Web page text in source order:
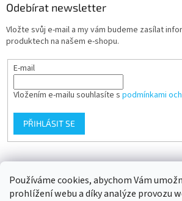
Používáme cookies, abychom Vám
prohlížení webu a díky analýze provozu
Odebírat newsletter
Vložte svůj e-mail a my vám budeme zasílat
produktech na našem e-shopu.
E-mail
Vložením e-mailu souhlasíte s podmínkami
PŘIHLÁSIT SE